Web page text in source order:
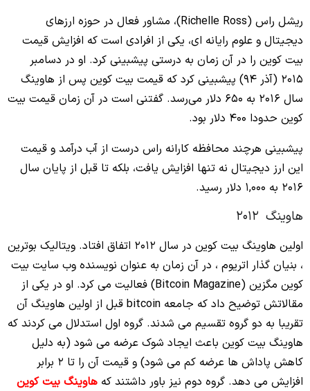
ریشل راس (Richelle Ross)، مشاور فعال در حوزه ارزهای
دیجیتال و علوم رایانه‌ ای، یکی از افرادی است که افزایش قیمت
بیت کوین را در آن زمان به‌ درستی پیشبینی کرد. او در دسامبر
2015 (آذر 94) پیشبینی کرد که قیمت بیت کوین پس از هاوینگ
سال 2016 به 650 دلار می‌رسد. گفتنی است در آن زمان قیمت بیت
کوین حدودا 400 دلار بود.
پیشبینی هرچند محافظه‌ کارانه راس درست از آب درآمد و قیمت
این ارز دیجیتال نه‌ تنها افزایش یافت، بلکه تا قبل از پایان سال
2016 به 1,000 دلار رسید.
هاوینگ 2012
اولین هاوینگ بیت کوین در سال 2012 اتفاق افتاد. ویتالیک بوترین
، بنیان‌ گذار اتریوم ، در آن زمان به‌ عنوان نویسنده وب‌ سایت بیت
کوین مگزین (Bitcoin Magazine) فعالیت می‌ کرد. او در یکی از
مقالاتش توضیح داد که جامعه bitcoin قبل از اولین هاوینگ آن
تقریبا به دو گروه تقسیم می‌ شدند. گروه اول استدلال می‌ کردند که
هاوینگ بیت کوین باعث ایجاد شوک عرضه می‌ شود (به‌ دلیل
کاهش پاداش‌ ها عرضه کم می‌ شود) و قیمت آن را تا 2 برابر
افزایش می‌ دهد. گروه دوم نیز باور داشتند که هاوینگ بیت کوین